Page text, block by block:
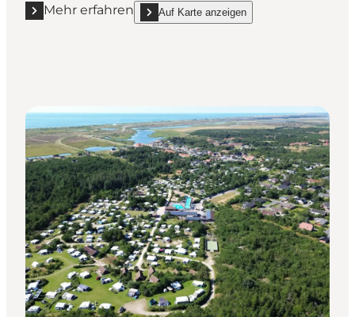
Mehr erfahren
Mehr erfahren "Dancamps Nordsø Camping &
Auf Karte anzeigen
show Dancamps Nordsø Camping &